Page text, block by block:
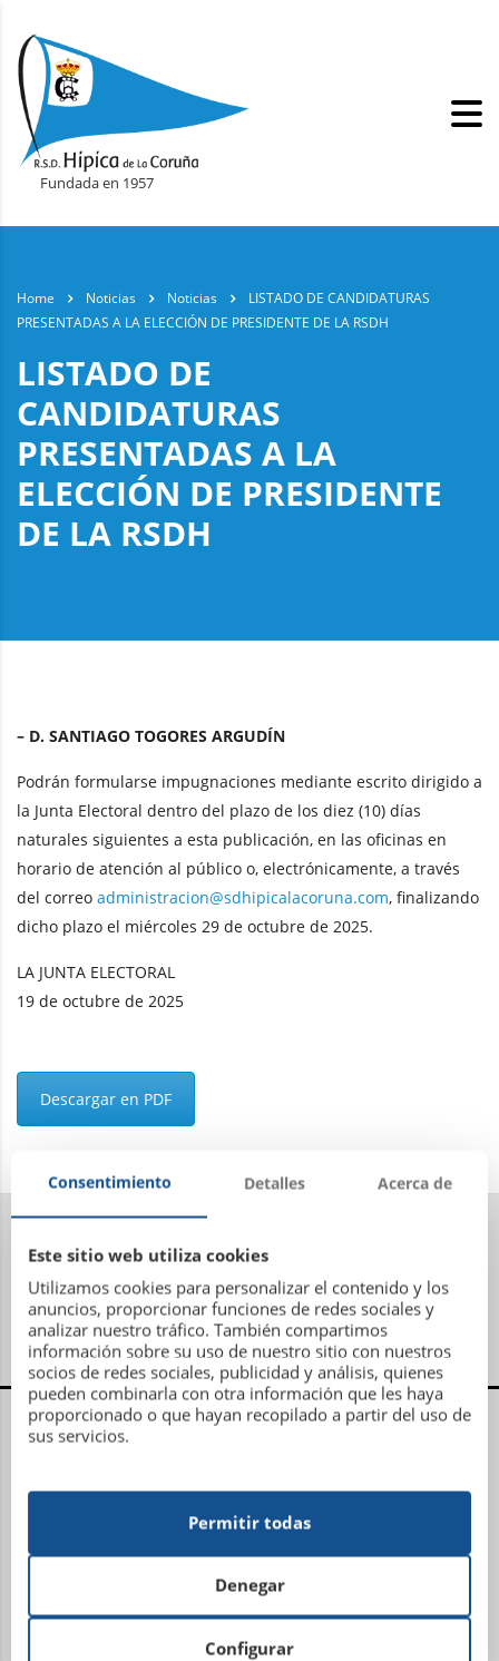
Fundada en 1957
Home Noticias Noticias
LISTADO DE CANDIDATURAS
PRESENTADAS A LA ELECCIÓN DE PRESIDENTE DE LA RSDH
LISTADO DE
CANDIDATURAS
PRESENTADAS A LA
ELECCIÓN DE PRESIDENTE
DE LA RSDH
– D. SANTIAGO TOGORES ARGUDÍN
Podrán formularse impugnaciones mediante escrito dirigido a
la Junta Electoral dentro del plazo de los diez (10) días
naturales siguientes a esta publicación, en las oficinas en
horario de atención al público o, electrónicamente, a través
del correo administracion@sdhipicalacoruna.com, finalizando
dicho plazo el miércoles 29 de octubre de 2025.
LA JUNTA ELECTORAL
19 de octubre de 2025
Descargar en PDF
Centro Administrativo, Social y Deportivo
15001 La Coruña
Teléfono: 981 21 81 81
Email:administracion@sdhipicalacoruna.com
Instalaciones ecuestres y equitación Finca de
Consentimiento Detalles Acerca de
Este sitio web utiliza cookies
Utilizamos cookies para personalizar el contenido y los
anuncios, proporcionar funciones de redes sociales y
analizar nuestro tráfico. También compartimos
información sobre su uso de nuestro sitio con nuestros
socios de redes sociales, publicidad y análisis, quienes
pueden combinarla con otra información que les haya
proporcionado o que hayan recopilado a partir del uso de
sus servicios.
Configurar
Denegar
Permitir todas